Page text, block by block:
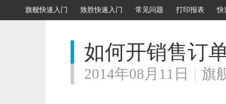
旗舰快速入门 致胜快速入门 常见问题 打印报表 快
如何开销售订
2014年08月11日 | 旗